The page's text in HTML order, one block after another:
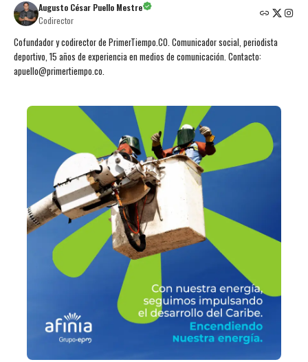
Augusto César Puello Mestre
Codirector
Cofundador y codirector de PrimerTiempo.CO. Comunicador social, periodista
deportivo, 15 años de experiencia en medios de comunicación. Contacto:
apuello@primertiempo.co.